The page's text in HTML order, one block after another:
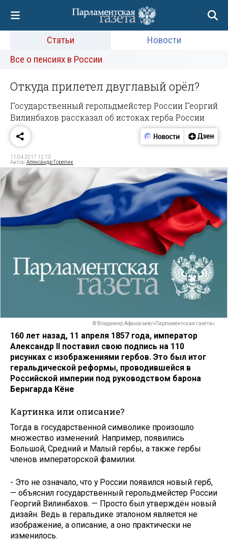
Статьи
Новости
Все о пенсиях в России
Откуда прилетел двуглавый орёл?
Государственный герольдмейстер России Георгий
Вилинбахов рассказал об истоках герба России
11.04.2017 12:13
Автор:Александр Горелик
© Владимир Афанасьев/«Парламентская газета»
160 лет назад, 11 апреля 1857 года, император
Александр II поставил свою подпись на 110
рисунках с изображениями гербов. Это был итог
геральдической реформы, проводившейся в
Российской империи под руководством барона
Бернгарда Кёне
Картинка или описание?
Тогда в государственной символике произошло
множество изменений. Например, появились
Большой, Средний и Малый гербы, а также гербы
членов императорской фа­милии.
- Это не означало, что у России появился новый герб,
— объяснил го­сударственный герольдмейстер Рос­сии
Георгий Вилинбахов. — Просто был утверждён новый
дизайн. Ведь в геральдике эталоном является не
изображение, а описание, а оно практически не
изменилось.